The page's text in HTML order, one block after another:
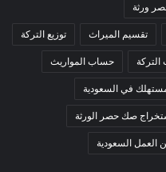
ورثة
تقسيم الميراث توزيع التركة
حساب المواريث
في السعودية
صك حصر الورثة
العمل السعودية